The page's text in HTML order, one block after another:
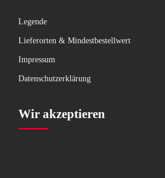
Legende
Lieferorten & Mindestbestellwert
Impressum
Datenschutzerklärung
Wir akzeptieren